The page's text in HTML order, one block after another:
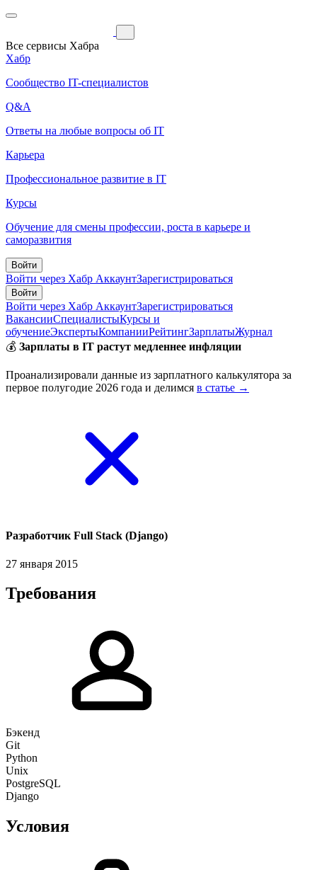
Все сервисы Хабра
Хабр
Сообщество IT-специалистов
Q&A
Ответы на любые вопросы об IT
Карьера
Профессиональное развитие в IT
Курсы
Обучение для смены профессии, роста в карьере и
саморазвития
Войти
Войти через Хабр АккаунтЗарегистрироваться
Войти
Войти через Хабр АккаунтЗарегистрироваться
ВакансииСпециалистыКурсы и
обучениеЭкспертыКомпанииРейтингЗарплатыЖурнал
💰 Зарплаты в IT растут медленнее инфляции
Проанализировали данные из зарплатного калькулятора за
первое полугодие 2026 года и делимся в статье →
Разработчик Full Stack (Django)
27 января 2015
Требования
Бэкенд
Git
Python
Unix
PostgreSQL
Django
Условия